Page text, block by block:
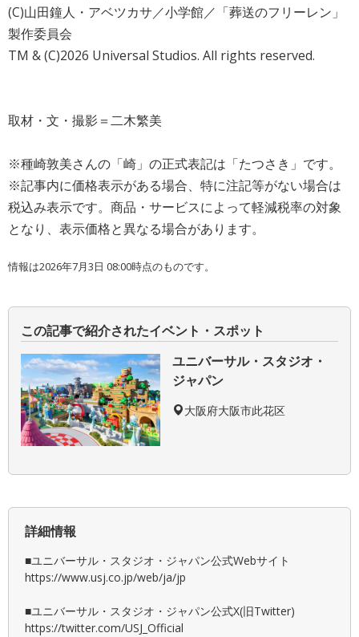
(C)山田鐘人・アベツカサ／小学館／「葬送のフリーレン」
製作委員会
TM & (C)2026 Universal Studios. All rights reserved.
取材・文・撮影＝二木繁美
※種崎敦美さんの「崎」の正式表記は「たつさき」です。
※記事内に価格表示がある場合、特に注記等がない場合は
税込み表示です。商品・サービスによって軽減税率の対象
となり、表示価格と異なる場合があります。
情報は2026年7月3日 08:00時点のものです。
この記事で紹介されたイベント・スポット
ユニバーサル・スタジオ・
ジャパン
大阪府大阪市此花区
詳細情報
■ユニバーサル・スタジオ・ジャパン公式Webサイト
https://www.usj.co.jp/web/ja/jp
■ユニバーサル・スタジオ・ジャパン公式X(旧Twitter)
https://twitter.com/USJ_Official